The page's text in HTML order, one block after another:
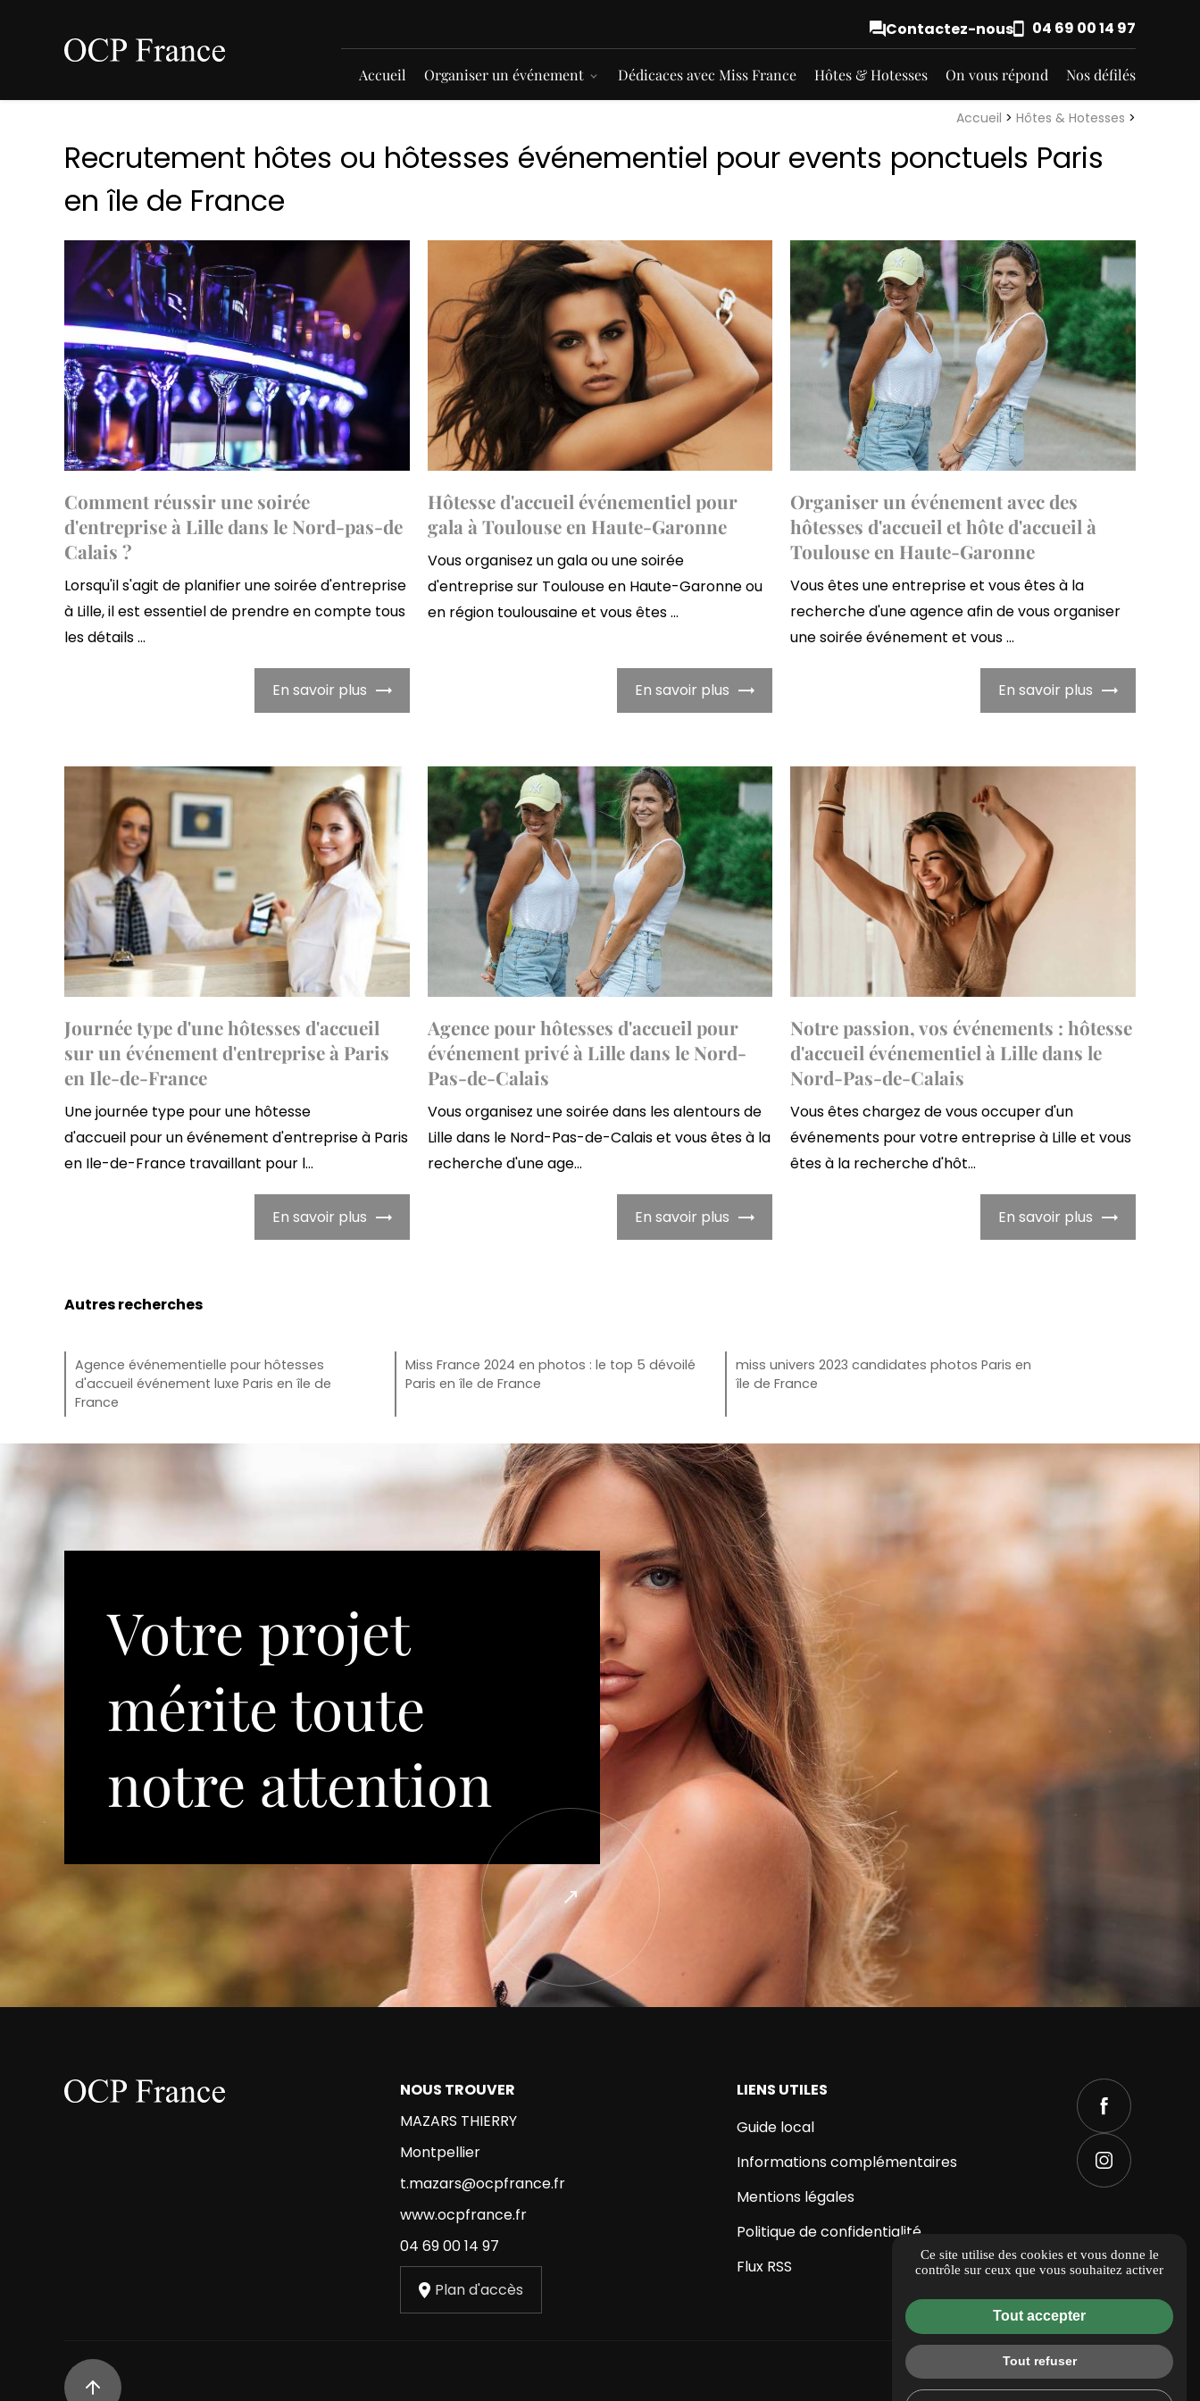
Contactez-nous 04 69 00 14 97
Accueil Organiser un événement Dédicaces avec Miss France Hôtes & Hotesses On vous répond Nos défilés
Accueil > Hôtes & Hotesses >
Recrutement hôtes ou hôtesses événementiel pour events ponctuels Paris
en île de France
Comment réussir une soirée
d'entreprise à Lille dans le Nord-pas-de
Calais ?
Lorsqu'il s'agit de planifier une soirée d'entreprise
à Lille, il est essentiel de prendre en compte tous
les détails ...
En savoir plus
Hôtesse d'accueil événementiel pour
gala à Toulouse en Haute-Garonne
Vous organisez un gala ou une soirée
d'entreprise sur Toulouse en Haute-Garonne ou
en région toulousaine et vous êtes ...
En savoir plus
Organiser un événement avec des
hôtesses d'accueil et hôte d'accueil à
Toulouse en Haute-Garonne
Vous êtes une entreprise et vous êtes à la
recherche d'une agence afin de vous organiser
une soirée événement et vous ...
En savoir plus
Journée type d'une hôtesses d'accueil
sur un événement d'entreprise à Paris
en Ile-de-France
Une journée type pour une hôtesse
d'accueil pour un événement d'entreprise à Paris
en Ile-de-France travaillant pour l...
En savoir plus
Agence pour hôtesses d'accueil pour
événement privé à Lille dans le Nord-
Pas-de-Calais
Vous organisez une soirée dans les alentours de
Lille dans le Nord-Pas-de-Calais et vous êtes à la
recherche d'une age...
En savoir plus
Notre passion, vos événements : hôtesse
d'accueil événementiel à Lille dans le
Nord-Pas-de-Calais
Vous êtes chargez de vous occuper d'un
événements pour votre entreprise à Lille et vous
êtes à la recherche d'hôt...
En savoir plus
Autres recherches
Agence événementielle pour hôtesses
d'accueil événement luxe Paris en île de
France
Miss France 2024 en photos : le top 5 dévoilé
Paris en île de France
miss univers 2023 candidates photos Paris en
île de France
Votre projet
mérite toute
notre attention
NOUS TROUVER
MAZARS THIERRY
Montpellier
t.mazars@ocpfrance.fr
www.ocpfrance.fr
04 69 00 14 97
Plan d'accès
LIENS UTILES
Guide local
Informations complémentaires
Mentions légales
Politique de confidentialité
Flux RSS
Ce site utilise des cookies et vous donne le
contrôle sur ceux que vous souhaitez activer
Tout accepter
Tout refuser